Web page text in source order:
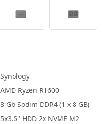
Synology
AMD Ryzen R1600
8 Gb Sodim DDR4 (1 x 8 GB)
5x3.5" HDD 2x NVME M2